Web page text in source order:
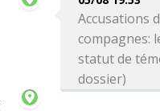
Accusations
compagnes:
statut de
dossier)